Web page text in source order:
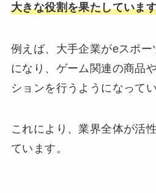
大きな役割を果たしていま
例えば、大手企業がeスポ
になり、ゲーム関連の商品
ションを行うようになってい
これにより、業界全体が活
ています。